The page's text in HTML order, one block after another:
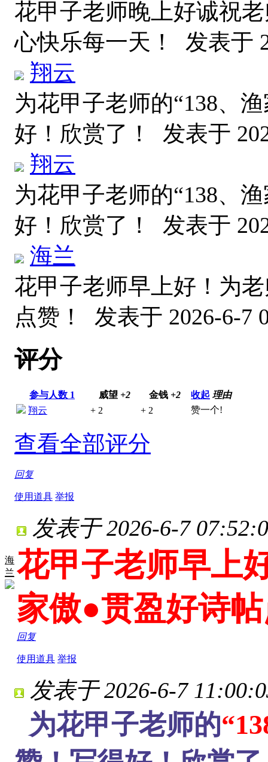
花甲子老师晚上好诚祝
心快乐每一天！ 发表于
翔云
为花甲子老师的“138、
好！欣赏了！ 发表于
翔云
为花甲子老师的“138、
好！欣赏了！ 发表于
海兰
花甲子老师早上好！为
点赞！ 发表于 2026-6-7
评分
参与人数 1 威望 +2 金钱 +2 收起 理由
翔云
+ 2 + 2 赞一个!
查看全部评分
回复
使用道具 举报
海
兰
发表于 2026-6-7
花甲子老师早上
家傲●贯盈好诗
回复
使用道具 举报
发表于 2026-6-7
为花甲子老师的